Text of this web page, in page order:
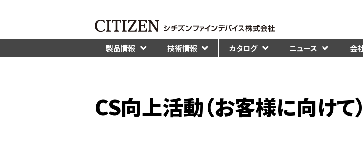
製品情報 技術情報 カタログ ニュース 会
CS向上活動（お客様に向けて）